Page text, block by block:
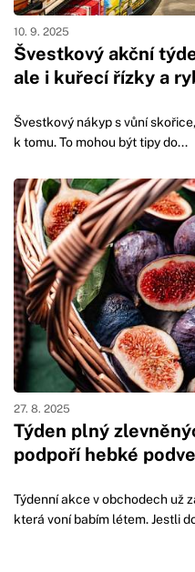
Švestkový akční
ale i kuřecí řízky a
10. 9. 2025
Švestkový nákyp s vůní
k tomu. To mohou být tipy do...
Týden plný
podpoří hebké
27. 8. 2025
Týdenní akce v obchodech už
která voní babím létem. Jestli